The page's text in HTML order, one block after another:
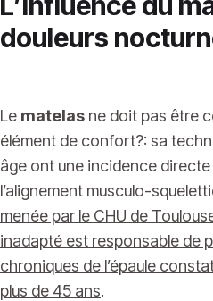
douleurs
Le matelas ne doit pas être
élément de confort?: sa
âge ont une incidence
l’alignement musculo-
menée par le CHU de
inadapté est responsable de
chroniques de l’épaule
plus de 45 ans.